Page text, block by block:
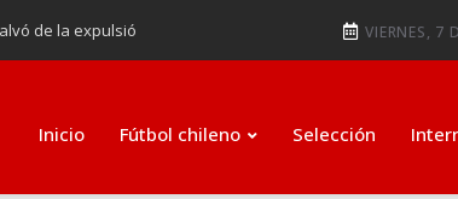
de la expulsió
octavos de
entrenador para
VIERNES, 7
Inicio Fútbol chileno Selección